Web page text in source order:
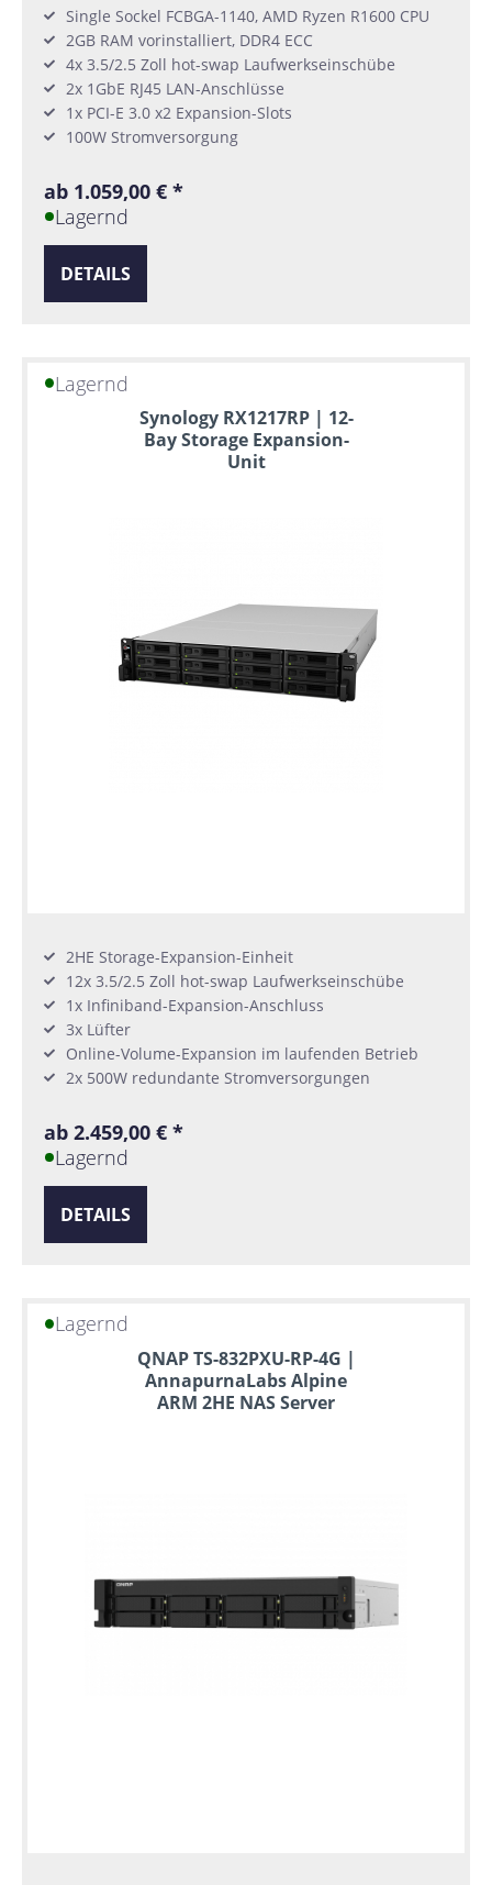
Single Sockel FCBGA-1140, AMD Ryzen R1600 CPU
2GB RAM vorinstalliert, DDR4 ECC
4x 3.5/2.5 Zoll hot-swap Laufwerkseinschübe
2x 1GbE RJ45 LAN-Anschlüsse
1x PCI-E 3.0 x2 Expansion-Slots
100W Stromversorgung
ab 1.059,00 € *
Lagernd
DETAILS
Lagernd
Synology RX1217RP | 12-
Bay Storage Expansion-
Unit
2HE Storage-Expansion-Einheit
12x 3.5/2.5 Zoll hot-swap Laufwerkseinschübe
1x Infiniband-Expansion-Anschluss
3x Lüfter
Online-Volume-Expansion im laufenden Betrieb
2x 500W redundante Stromversorgungen
ab 2.459,00 € *
Lagernd
DETAILS
Lagernd
QNAP TS-832PXU-RP-4G |
AnnapurnaLabs Alpine
ARM 2HE NAS Server